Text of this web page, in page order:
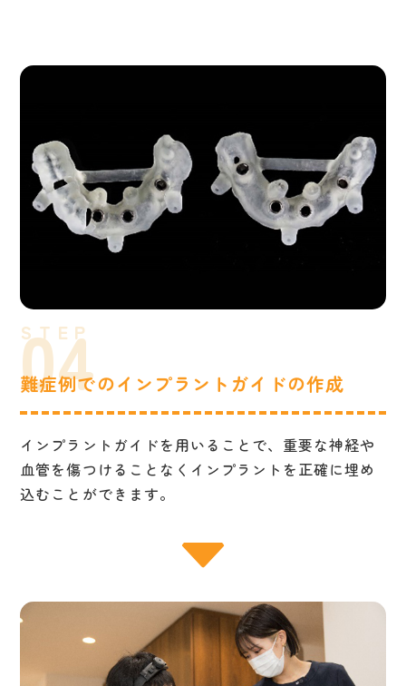
難症例でのインプラントガイドの作成
インプラントガイドを用いることで、重要な神経や
血管を傷つけることなくインプラントを正確に埋め
込むことができます。